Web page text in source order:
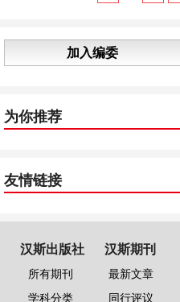
加入编委
为你推荐
友情链接
汉斯出版社
所有期刊
学科分类
汉斯期刊
最新文章
同行评议